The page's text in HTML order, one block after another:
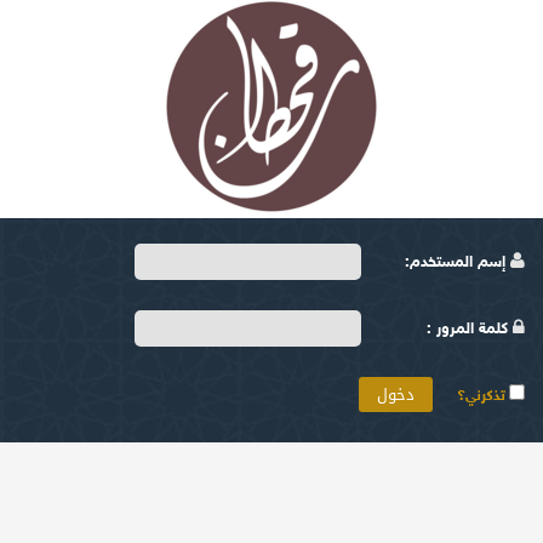
إسم المستخدم:
كلمة المرور :
تذكرني؟